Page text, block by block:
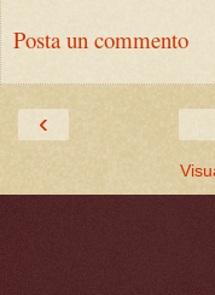
Posta un commento
‹